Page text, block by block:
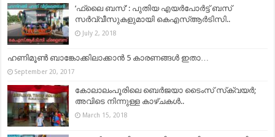
‘ഫ്ലൈ ബസ്’ : പുതിയ എയർപോർട്ട് ബസ്
സർവ്വീസുകളുമായി കെഎസ്ആർടിസി..
July 2, 2018
ഹണിമൂണ്‍ ബാങ്കോക്കിലാക്കാന്‍ 5 കാരണങ്ങള്‍ ഇതാ…
September 20, 2017
കോലാലംപൂരിലെ ബെർജയാ ടൈംസ് സ്‌ക്വയർ;
അവിടെ നിന്നുള്ള കാഴ്ചകൾ..
March 15, 2018